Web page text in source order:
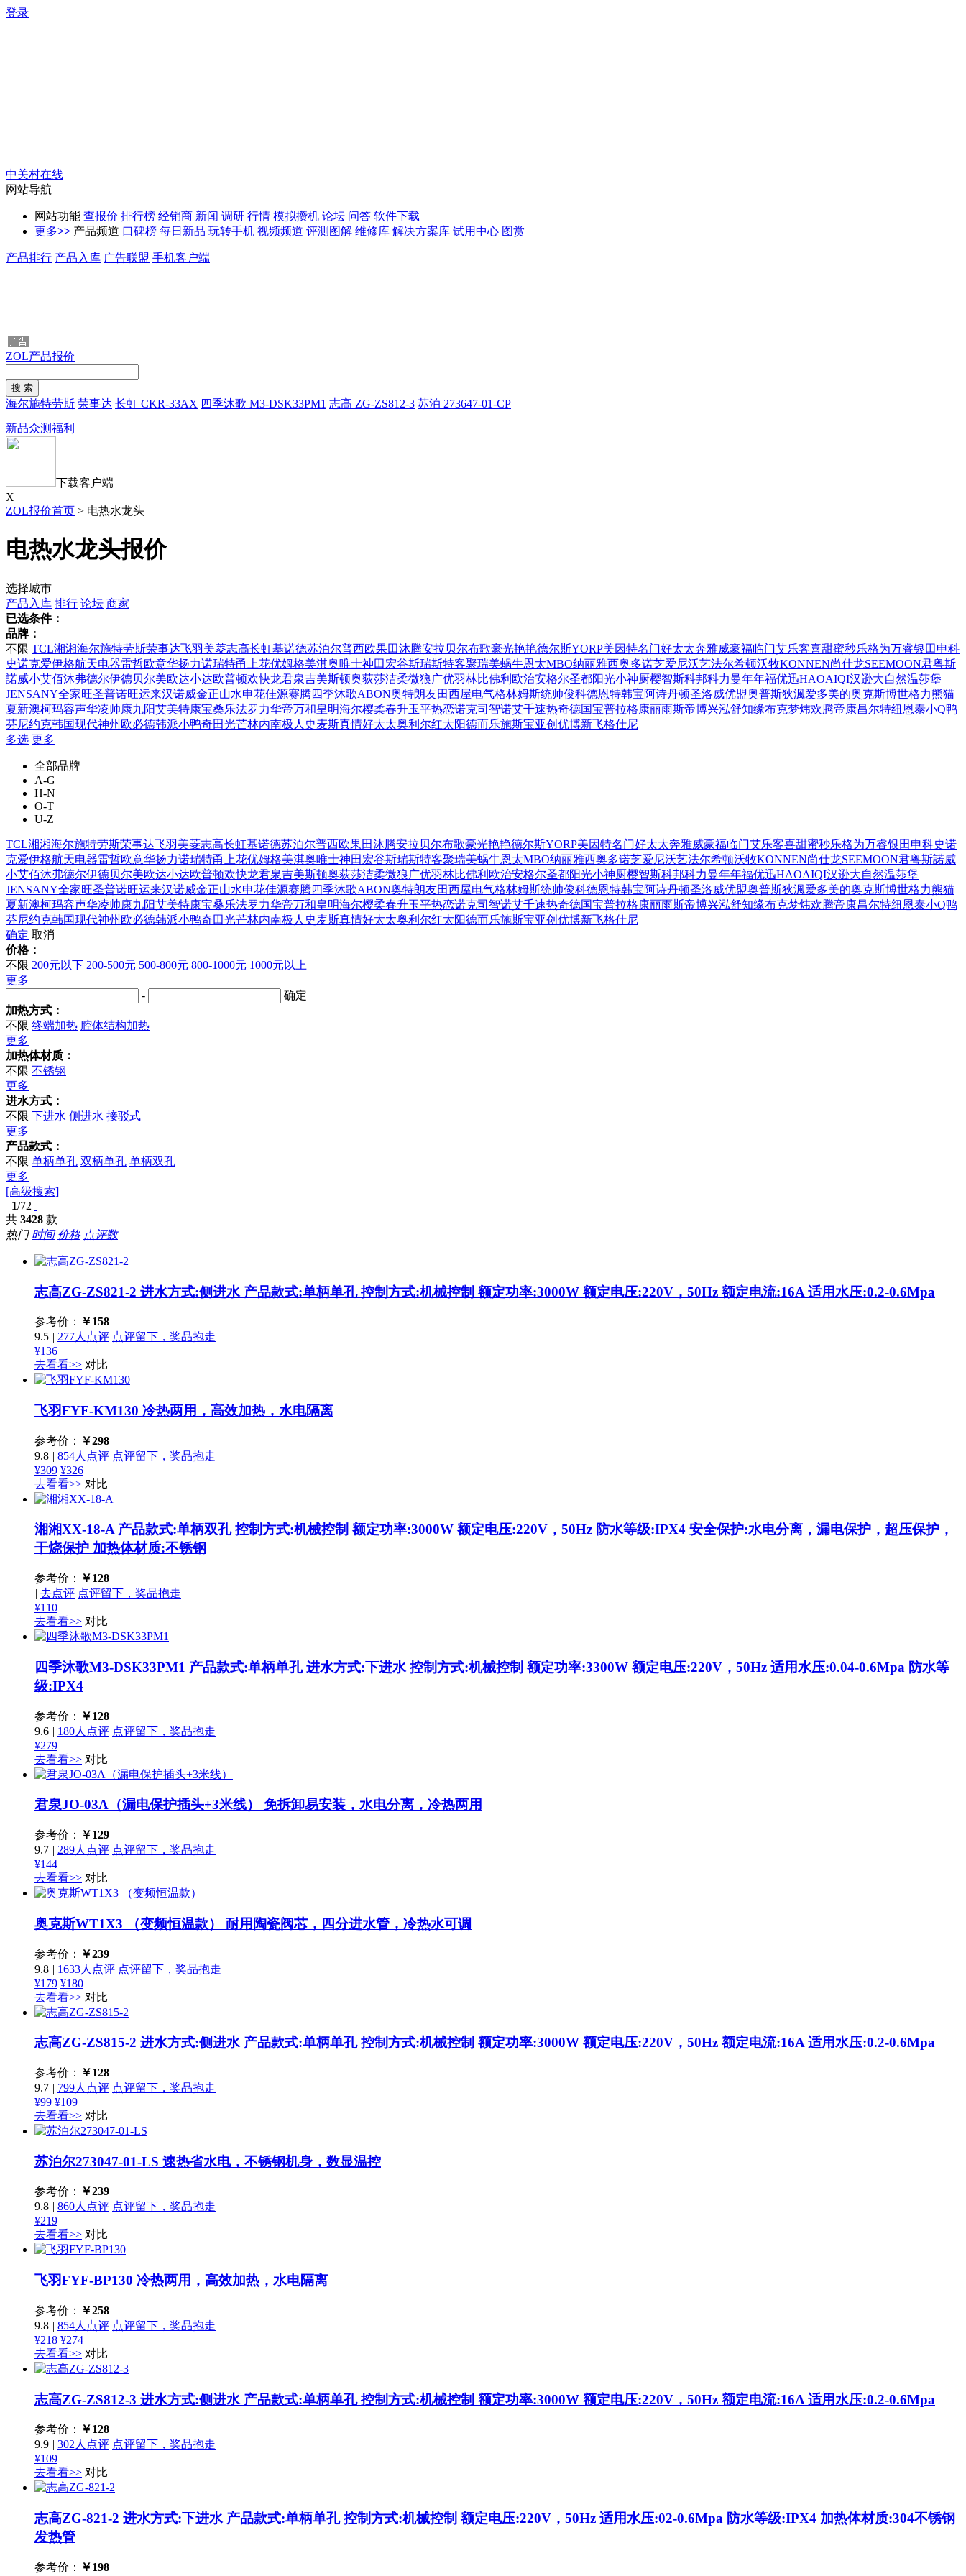
登录
中关村在线
网站导航
网站功能 查报价 排行榜 经销商 新闻 调研 行情 模拟攒机 论坛 问答 软件下载
更多>> 产品频道 口碑榜 每日新品 玩转手机 视频频道 评测图解 维修库 解决方案库 试用中心 图赏
产品排行 产品入库 广告联盟 手机客户端
ZOL产品报价
海尔施特劳斯 荣事达 长虹 CKR-33AX 四季沐歌 M3-DSK33PM1 志高 ZG-ZS812-3 苏泊 273647-01-CP
新品众测福利
下载客户端
X
ZOL报价首页 > 电热水龙头
电热水龙头报价
选择城市
产品入库 排行 论坛 商家
已选条件：
品牌：
不限 TCL湘湘海尔施特劳斯荣事达飞羽 美菱志高长虹基诺德苏泊尔普西欧果田沐腾安拉贝尔布歌豪光艳艳德尔斯YORP美因特名门好太太奔雅威豪福临门艾乐客喜甜蜜秒乐格为万睿银田 申科
史诺克爱伊格航天电器雷哲欧意华扬力诺瑞特甬上花优姆格美淇奥唯士神田 宏谷斯瑞斯特客聚瑞美蜗牛恩太MBO纳丽雅西奥多诺芝爱尼沃艺法尔希顿沃牧KONNEN尚仕龙SEEMOON君粤斯
諾威小艾佰沐弗德尔伊德贝尔美欧达小达欧普顿欢快龙君泉吉美斯顿奥荻莎洁柔微狼广优羽林比佛利 欧治安格尔圣都阳光小神厨樱智斯科邦科力曼年年福优迅HAOAIQI汉逊大自然温莎堡
JENSANY全家旺圣普诺旺运来汉诺威金正山水申花佳源赛腾四季沐歌ABON奥特朗友田西屋电气格林姆斯统帅俊科德恩特韩宝阿诗丹顿圣洛威优盟奥普斯狄渢爱多美的奥克斯博世格力熊猫
夏新澳柯玛容声华凌帅康九阳艾美特康宝桑乐法罗力华帝万和皇明海尔樱柔春升玉平热恋诺克司 智诺艾千速热奇德国宝普拉格康丽雨斯帝博兴泓舒知缘布克梦炜欢腾帝康昌尔特纽恩泰小Q鸭
芬尼约克韩国现代神州 欧必德韩派小鸭奇田光芒林内南极人 史麦斯真情好太太奥利尔红太阳德而乐施斯宝亚创 优博新飞格仕尼
多选 更多
全部品牌
A-G
H-N
O-T
U-Z
TCL湘湘海尔施特劳斯荣事达飞羽 美菱志高长虹基诺德苏泊尔普西欧果田沐腾安拉贝尔布歌豪光艳艳德尔斯YORP美因特名门好太太奔雅威豪福临门艾乐客喜甜蜜秒乐格为万睿银田 申科史诺
克爱伊格航天电器雷哲欧意华扬力诺瑞特甬上花优姆格美淇奥唯士神田 宏谷斯瑞斯特客聚瑞美蜗牛恩太MBO纳丽雅西奥多诺芝爱尼沃艺法尔希顿沃牧KONNEN尚仕龙SEEMOON君粤斯諾威
小艾佰沐弗德尔伊德贝尔美欧达小达欧普顿欢快龙君泉吉美斯顿奥荻莎洁柔微狼广优羽林比佛利 欧治安格尔圣都阳光小神厨樱智斯科邦科力曼年年福优迅HAOAIQI汉逊大自然温莎堡
JENSANY全家旺圣普诺旺运来汉诺威金正山水申花佳源赛腾四季沐歌ABON奥特朗友田西屋电气格林姆斯统帅俊科德恩特韩宝阿诗丹顿圣洛威优盟奥普斯狄渢爱多美的奥克斯博世格力熊猫
夏新澳柯玛容声华凌帅康九阳艾美特康宝桑乐法罗力华帝万和皇明海尔樱柔春升玉平热恋诺克司 智诺艾千速热奇德国宝普拉格康丽雨斯帝博兴泓舒知缘布克梦炜欢腾帝康昌尔特纽恩泰小Q鸭
芬尼约克韩国现代神州 欧必德韩派小鸭奇田光芒林内南极人 史麦斯真情好太太奥利尔红太阳德而乐施斯宝亚创 优博新飞格仕尼
确定 取消
价格：
不限 200元以下 200-500元 500-800元 800-1000元 1000元以上
更多
-
确定
加热方式：
不限 终端加热 腔体结构加热
更多
加热体材质：
不限 不锈钢
更多
进水方式：
不限 下进水 侧进水 接驳式
更多
产品款式：
不限 单柄单孔 双柄单孔 单柄双孔
更多
[高级搜索]
1/72
共 3428 款
热门 时间 价格 点评数
志高ZG-ZS821-2 进水方式:侧进水 产品款式:单柄单孔 控制方式:机械控制 额定功率:3000W 额定电压:220V，50Hz 额定电流:16A 适用水压:0.2-0.6Mpa
参考价： ￥158
9.5 | 277人点评 点评留下，奖品抱走
¥136
去看看>> 对比
飞羽FYF-KM130 冷热两用，高效加热，水电隔离
参考价： ￥298
9.8 | 854人点评 点评留下，奖品抱走
¥309 ¥326
去看看>> 对比
湘湘XX-18-A 产品款式:单柄双孔 控制方式:机械控制 额定功率:3000W 额定电压:220V，50Hz 防水等级:IPX4 安全保护:水电分离，漏电保护，超压保护，
干烧保护 加热体材质:不锈钢
参考价： ￥128
| 去点评 点评留下，奖品抱走
¥110
去看看>> 对比
四季沐歌M3-DSK33PM1 产品款式:单柄单孔 进水方式:下进水 控制方式:机械控制 额定功率:3300W 额定电压:220V，50Hz 适用水压:0.04-0.6Mpa 防水等
级:IPX4
参考价： ￥128
9.6 | 180人点评 点评留下，奖品抱走
¥279
去看看>> 对比
君泉JO-03A（漏电保护插头+3米线） 免拆卸易安装，水电分离，冷热两用
参考价： ￥129
9.7 | 289人点评 点评留下，奖品抱走
¥144
去看看>> 对比
奥克斯WT1X3 （变频恒温款） 耐用陶瓷阀芯，四分进水管，冷热水可调
参考价： ￥239
9.8 | 1633人点评 点评留下，奖品抱走
¥179 ¥180
去看看>> 对比
志高ZG-ZS815-2 进水方式:侧进水 产品款式:单柄单孔 控制方式:机械控制 额定功率:3000W 额定电压:220V，50Hz 额定电流:16A 适用水压:0.2-0.6Mpa
参考价： ￥128
9.7 | 799人点评 点评留下，奖品抱走
¥99 ¥109
去看看>> 对比
苏泊尔273047-01-LS 速热省水电，不锈钢机身，数显温控
参考价： ￥239
9.8 | 860人点评 点评留下，奖品抱走
¥219
去看看>> 对比
飞羽FYF-BP130 冷热两用，高效加热，水电隔离
参考价： ￥258
9.8 | 854人点评 点评留下，奖品抱走
¥218 ¥274
去看看>> 对比
志高ZG-ZS812-3 进水方式:侧进水 产品款式:单柄单孔 控制方式:机械控制 额定功率:3000W 额定电压:220V，50Hz 额定电流:16A 适用水压:0.2-0.6Mpa
参考价： ￥128
9.9 | 302人点评 点评留下，奖品抱走
¥109
去看看>> 对比
志高ZG-821-2 进水方式:下进水 产品款式:单柄单孔 控制方式:机械控制 额定电压:220V，50Hz 适用水压:02-0.6Mpa 防水等级:IPX4 加热体材质:304不锈钢
发热管
参考价： ￥198